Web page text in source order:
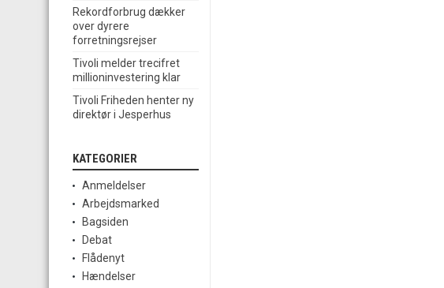
Rekordforbrug dækker
over dyrere
forretningsrejser
Tivoli melder trecifret
millioninvestering klar
Tivoli Friheden henter ny
direktør i Jesperhus
KATEGORIER
Anmeldelser
Arbejdsmarked
Bagsiden
Debat
Flådenyt
Hændelser